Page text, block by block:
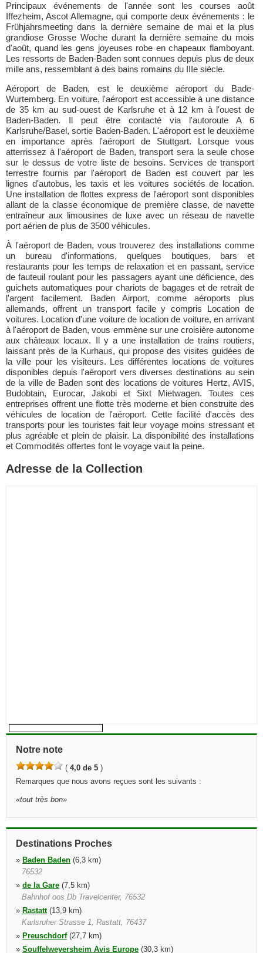
Principaux événements de l'année sont les courses août
Iffezheim, Ascot Allemagne, qui comporte deux événements : le
Frühjahrsmeeting dans la dernière semaine de mai et la plus
grandiose Grosse Woche durant la dernière semaine du mois
d'août, quand les gens joyeuses robe en chapeaux flamboyant.
Les ressorts de Baden-Baden sont connues depuis plus de deux
mille ans, ressemblant à des bains romains du IIIe siècle.
Aéroport de Baden, est le deuxième aéroport du Bade-
Wurtemberg. En voiture, l'aéroport est accessible à une distance
de 35 km au sud-ouest de Karlsruhe et à 12 km à l'ouest de
Baden-Baden. Il peut être contacté via l'autoroute A 6
Karlsruhe/Basel, sortie Baden-Baden. L'aéroport est le deuxième
en importance après l'aéroport de Stuttgart. Lorsque vous
atterrissez à l'aéroport de Baden, transport sera la seule chose
sur le dessus de votre liste de besoins. Services de transport
terrestre fournis par l'aéroport de Baden est couvert par les
lignes d'autobus, les taxis et les voitures sociétés de location.
Une installation de flottes express de l'aéroport sont disponibles
allant de la classe économique de première classe, de navette
entraîneur aux limousines de luxe avec un réseau de navette
port aérien de plus de 3500 véhicules.
À l'aéroport de Baden, vous trouverez des installations comme
un bureau d'informations, quelques boutiques, bars et
restaurants pour les temps de relaxation et en passant, service
de fauteuil roulant pour les passagers ayant une déficience, des
guichets automatiques pour chariots de bagages et de retrait de
l'argent facilement. Baden Airport, comme aéroports plus
allemands, offrent un transport facile y compris Location de
voitures. Location d'une voiture de location de voiture, en arrivant
à l'aéroport de Baden, vous emmène sur une croisière autonome
aux châteaux locaux. Il y a une installation de trains routiers,
laissant près de la Kurhaus, qui propose des visites guidées de
la ville pour les visiteurs. Les différentes locations de voitures
disponibles depuis l'aéroport vers diverses destinations au sein
de la ville de Baden sont des locations de voitures Hertz, AVIS,
Budobtain, Eurocar, Jakobi et Sixt Mietwagen. Toutes ces
entreprises offrent une flotte très moderne et bien construite des
véhicules de location de l'aéroport. Cette facilité d'accès des
transports pour les touristes fait leur voyage moins stressant et
plus agréable et plein de plaisir. La disponibilité des installations
et Commodités offertes font le voyage vaut la peine.
Adresse de la Collection
Notre note
( 4,0 de 5 )
Remarques que nous avons reçues sont les suivants :
«tout très bon»
Destinations Proches
» Baden Baden (6,3 km)
76532
» de la Gare (7,5 km)
Bahnhof oos Db Travelcenter, 76532
» Rastatt(13,9 km)
Karlsruher Strasse 1, Rastatt, 76437
» Preuschdorf(27,7 km)
» Souffelweyersheim Avis Europe (30,3 km)